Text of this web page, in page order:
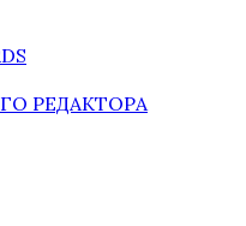
РЕДАКТОРА